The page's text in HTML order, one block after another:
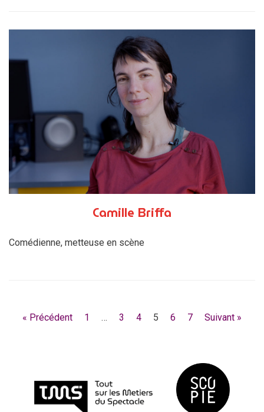
Camille Briffa
Comédienne, metteuse en scène
« Précédent 1 … 3 4 5 6 7 Suivant »